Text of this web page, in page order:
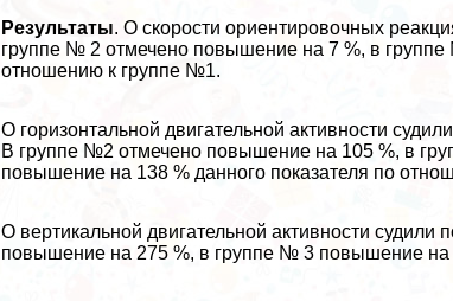
Результаты. О скорости ориентировочных
группе № 2 отмечено повышение на 7 %, в
отношению к группе №1.
О горизонтальной двигательной активности
В группе №2 отмечено повышение на 105 %, в
повышение на 138 % данного показателя по
О вертикальной двигательной активности
повышение на 275 %, в группе № 3 повышение